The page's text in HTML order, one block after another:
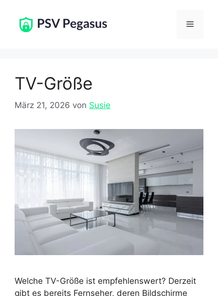
Inhalt
springen
Menü
TV-Größe
März 21, 2026 von Susie
Welche TV-Größe ist empfehlenswert? Derzeit
gibt es bereits Fernseher, deren Bildschirme